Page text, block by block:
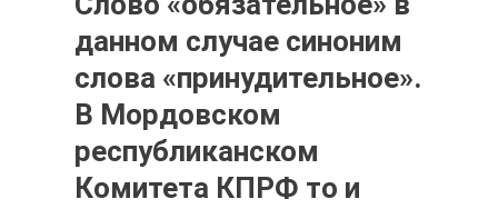
данном случае синоним
слова «принудительное».
В Мордовском
республиканском
Комитета КПРФ то и